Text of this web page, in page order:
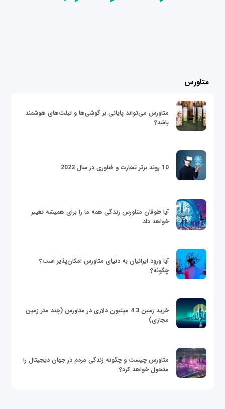
متاورس
متاورس می‌تواند پایانی بر گوشی‌ها و تبلت‌های هوشمند
باشد؟
10 روند برتر تجارت و فناوری در سال 2022
آیا طوفان متاورس زندگی همه ما را برای همیشه تغییر
خواهد داد
آیا ورود ایرانیان به دنیای متاورس امکان‌پذیر است؟
چگونه؟
خرید زمین 4.3 میلیون دلاری در متاورس (چند متر زمین
مجازی)
متاورس چیست و چگونه زندگی مردم در جهان دیجیتال را
متحول خواهد کرد؟